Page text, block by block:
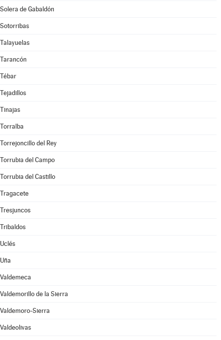
Solera de Gabaldón
Sotorribas
Talayuelas
Tarancón
Tébar
Tejadillos
Tinajas
Torralba
Torrejoncillo del Rey
Torrubia del Campo
Torrubia del Castillo
Tragacete
Tresjuncos
Tribaldos
Uclés
Uña
Valdemeca
Valdemorillo de la Sierra
Valdemoro-Sierra
Valdeolivas